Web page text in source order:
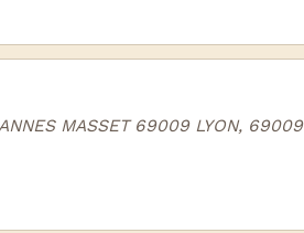
MASSET 69009 LYON, 69009